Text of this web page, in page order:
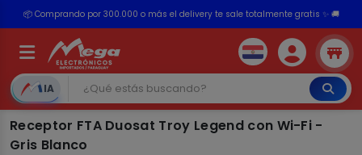
📦 Comprando por 300.000 o más el delivery te sale totalmente gratis ✨ 🚚
💳 ¡HASTA 24 CUOTAS SIN INTERÉS con tarjetas adheridas!
IA
Receptor FTA Duosat Troy Legend con Wi-Fi -
Gris Blanco